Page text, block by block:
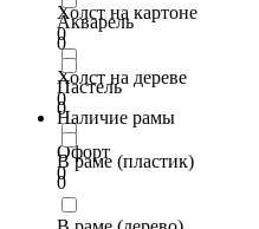
Холст на картоне
0
Холст на дереве
0
Акварель
0
Пастель
0
Офорт
0
Наличие рамы
В раме (пластик)
0